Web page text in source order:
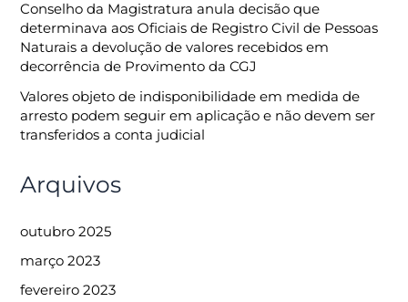
Conselho da Magistratura anula decisão que
determinava aos Oficiais de Registro Civil de Pessoas
Naturais a devolução de valores recebidos em
decorrência de Provimento da CGJ
Valores objeto de indisponibilidade em medida de
arresto podem seguir em aplicação e não devem ser
transferidos a conta judicial
Arquivos
outubro 2025
março 2023
fevereiro 2023